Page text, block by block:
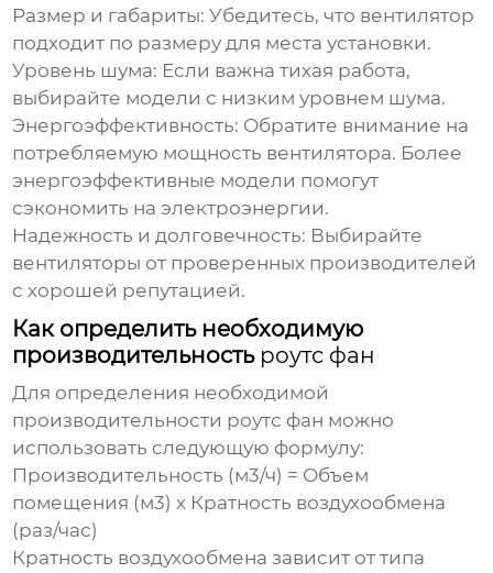
Размер и габариты: Убедитесь, что вентилятор
подходит по размеру для места установки.
Уровень шума: Если важна тихая работа,
выбирайте модели с низким уровнем шума.
Энергоэффективность: Обратите внимание на
потребляемую мощность вентилятора. Более
энергоэффективные модели помогут
сэкономить на электроэнергии.
Надежность и долговечность: Выбирайте
вентиляторы от проверенных производителей
с хорошей репутацией.
Как определить необходимую
производительность роутс фан
Для определения необходимой
производительности роутс фан можно
использовать следующую формулу:
Производительность (м3/ч) = Объем
помещения (м3) x Кратность воздухообмена
(раз/час)
Кратность воздухообмена зависит от типа